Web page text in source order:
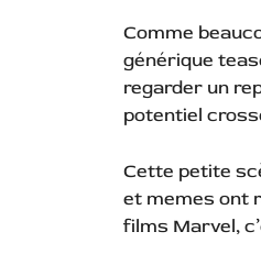
Comme
générique
regarder un
potentiel
Cette petite
et memes ont
films Marvel,